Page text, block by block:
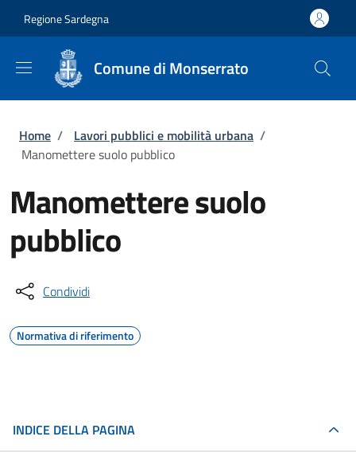
Regione Sardegna
Comune di Monserrato
Briciole di pane
Home / Lavori pubblici e mobilità urbana /
Manomettere suolo pubblico
Manomettere suolo
pubblico
Condividi
Normativa di riferimento
INDICE DELLA PAGINA